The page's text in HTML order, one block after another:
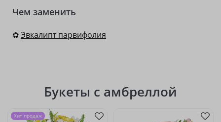
Чем заменить
✿Эвкалипт парвифолия
Букеты с амбреллой
Хит продаж